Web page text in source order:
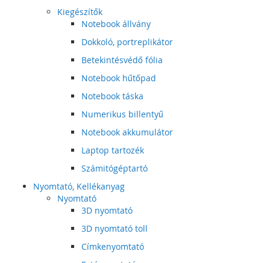
Kiegészítők
Notebook állvány
Dokkoló, portreplikátor
Betekintésvédő fólia
Notebook hűtőpad
Notebook táska
Numerikus billentyű
Notebook akkumulátor
Laptop tartozék
Számitógéptartó
Nyomtató, Kellékanyag
Nyomtató
3D nyomtató
3D nyomtató toll
Címkenyomtató